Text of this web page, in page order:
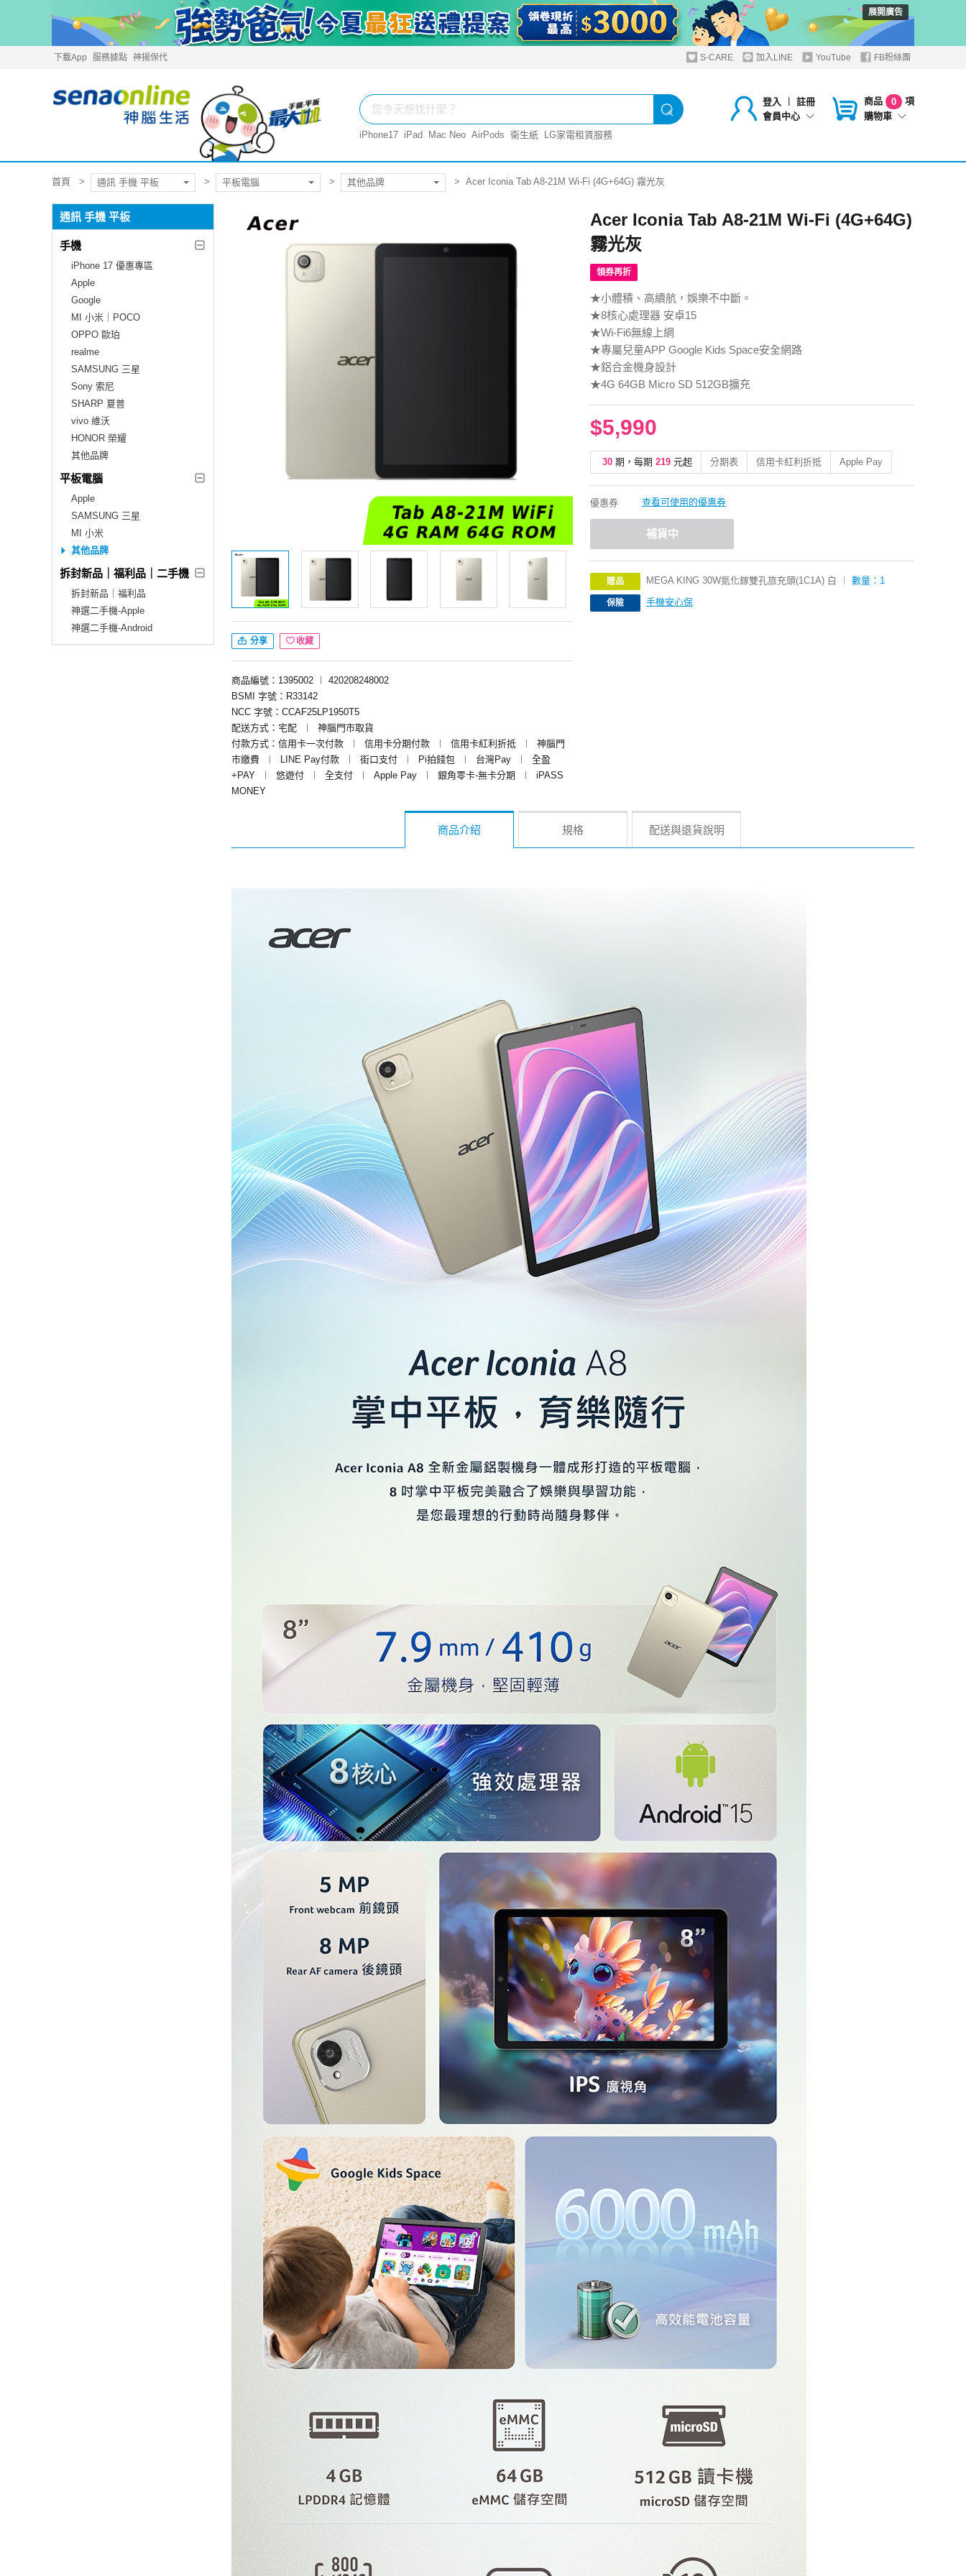
展開廣告
下載App 服務據點 神揚保代 S-CARE 加入LINE YouTube FB粉絲團
登入 ︱
註冊
會員中心
商品 0
項
購物車
iPhone17 iPad Mac Neo AirPods 衛生紙 LG家電租賃服務
首頁 通訊 手機 平板 平板電腦 其他品牌 Acer Iconia Tab A8-21M Wi-Fi (4G+64G) 霧光灰
通訊 手機 平板
手機
iPhone 17 優惠專區
Apple
Google
MI 小米｜POCO
OPPO 歐珀
realme
SAMSUNG 三星
Sony 索尼
SHARP 夏普
vivo 維沃
HONOR 榮耀
其他品牌
平板電腦
Apple
SAMSUNG 三星
MI 小米
其他品牌
拆封新品｜福利品｜二手機
拆封新品｜福利品
神選二手機-Apple
神選二手機-Android
分享 收藏
商品編號：1395002 ︱
420208248002
BSMI 字號：R33142
NCC 字號：CCAF25LP1950T5
配送方式：宅配
︱
神腦門市取貨
付款方式：信用卡一次付款
︱ 信用卡分期付款 ︱ 信用卡紅利折抵 ︱
神腦門
市繳費
︱ LINE Pay付款 ︱ 街口支付 ︱ Pi拍錢包 ︱ 台灣Pay ︱
全盈
+PAY
︱ 悠遊付 ︱ 全支付 ︱ Apple Pay ︱ 銀角零卡-無卡分期 ︱
iPASS
MONEY
Acer Iconia Tab A8-21M Wi-Fi (4G+64G)
霧光灰
領券再折
★小體積、高續航，娛樂不中斷。
★8核心處理器 安卓15
★Wi-Fi6無線上網
★專屬兒童APP Google Kids Space安全網路
★鋁合金機身設計
★4G 64GB Micro SD 512GB擴充
$5,990
30 期，每期 219 元起 分期表 信用卡紅利折抵 Apple Pay
優惠券 查看可使用的優惠券
補貨中
贈品 MEGA KING 30W氮化鎵雙孔旅充頭(1C1A) 白 ︱ 數量：1
保險 手機安心保
商品介紹 規格 配送與退貨說明